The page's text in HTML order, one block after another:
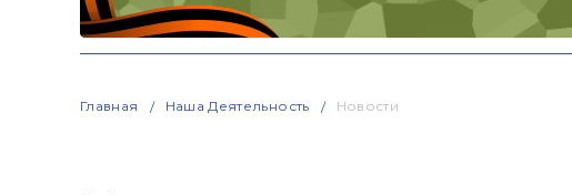
Главная Наша Деятельность Новости